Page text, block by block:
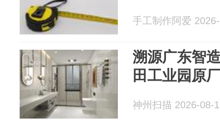
手工制作阿爱
溯源广东智
田工业园原
神州扫描 2026-08-